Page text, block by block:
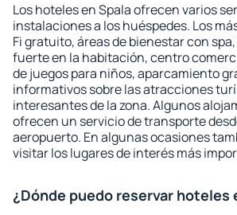
Los hoteles en Spala ofrecen varios
instalaciones a los huéspedes. Los
Fi gratuito, áreas de bienestar con
fuerte en la habitación, centro
de juegos para niños, aparcamiento
informativos sobre las atracciones
interesantes de la zona. Algunos
ofrecen un servicio de transporte
aeropuerto. En algunas ocasiones
visitar los lugares de interés más
¿Dónde puedo reservar hoteles